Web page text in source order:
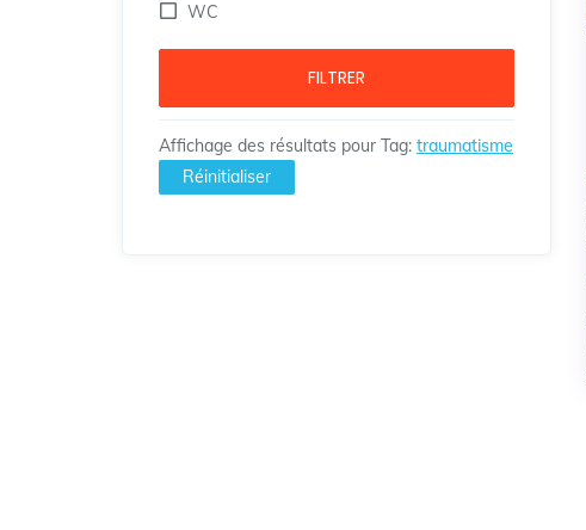
WC
FILTRER
Affichage des résultats pour Tag: traumatisme
Réinitialiser